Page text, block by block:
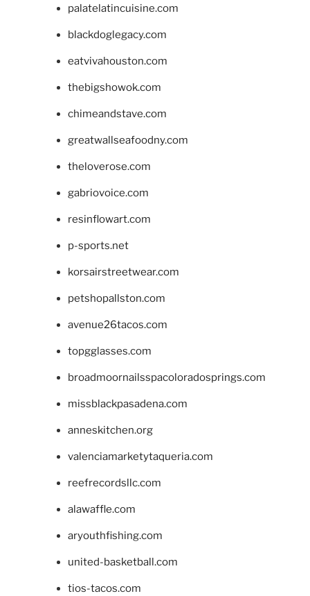
palatelatincuisine.com
blackdoglegacy.com
eatvivahouston.com
thebigshowok.com
chimeandstave.com
greatwallseafoodny.com
theloverose.com
gabriovoice.com
resinflowart.com
p-sports.net
korsairstreetwear.com
petshopallston.com
avenue26tacos.com
topgglasses.com
broadmoornailsspacoloradosprings.com
missblackpasadena.com
anneskitchen.org
valenciamarketytaqueria.com
reefrecordsllc.com
alawaffle.com
aryouthfishing.com
united-basketball.com
tios-tacos.com